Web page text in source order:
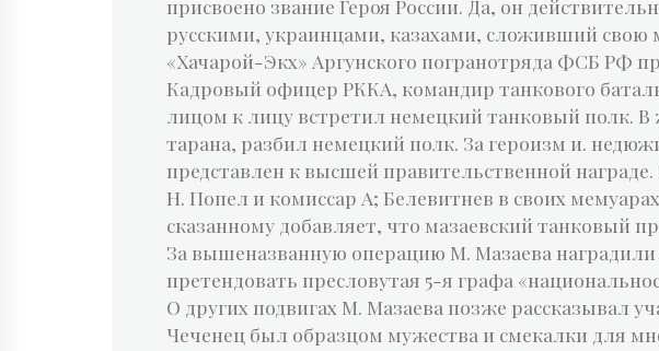
присвоено звание Героя России. Да, он
русскими, украинцами, казахами, сложивший свою
«Хачарой-Экх» Аргунского погранотряда ФСБ РФ
Кадровый офицер РККА, командир танкового
лицом к лицу встретил немецкий танковый полк.
тарана, разбил немецкий полк. За героизм и.
представлен к высшей правительственной
Н. Попел и комиссар А; Белевитнев в своих
сказанному добавляет, что мазаевский танковый
За вышеназванную операцию М. Мазаева
претендовать пресловутая 5-я графа
О других подвигах М. Мазаева позже рассказывал
Чеченец был образцом мужества и смекалки для